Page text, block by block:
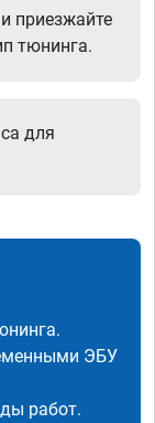
приезжайте
тюнинга.
для
ЭБУ
работ.